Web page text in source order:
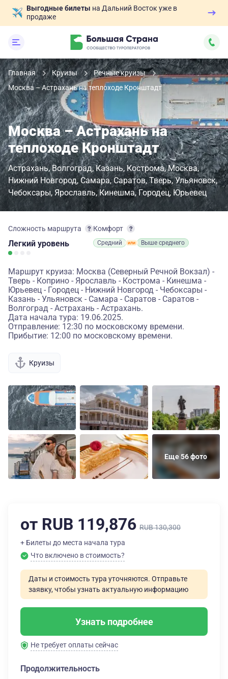
Выгодные билеты на Дальний Восток уже в
продаже
Главная Круизы
Речные круизы
Москва – Астрахань на теплоходе Кронштадт
Москва – Астрахань на
теплоходе Кронштадт
Астрахань Волгоград Казань Кострома Москва
Нижний Новгород Самара Саратов Тверь Ульяновск
Чебоксары Ярославль Кинешма Городец Юрьевец
Сложность маршрута
Легкий уровень
Комфорт
Средний Выше среднего
Маршрут круиза: Москва (Северный Речной Вокзал) -
Тверь - Коприно - Ярославль - Кострома - Кинешма -
Юрьевец - Городец - Нижний Новгород - Чебоксары -
Казань - Ульяновск - Самара - Саратов - Саратов -
Волгоград - Астрахань - Астрахань.
Дата начала тура: 19.06.2025.
Отправление: 12:30 по московскому времени.
Прибытие: 12:00 по московскому времени.
Круизы
Еще 56 фото
от RUB 119,876 RUB 130,300
+ Билеты до места начала тура
Что включено в стоимость?
Даты и стоимость тура уточняются. Отправьте
заявку, чтобы узнать актуальную информацию
Узнать подробнее
Не требует оплаты сейчас
Продолжительность